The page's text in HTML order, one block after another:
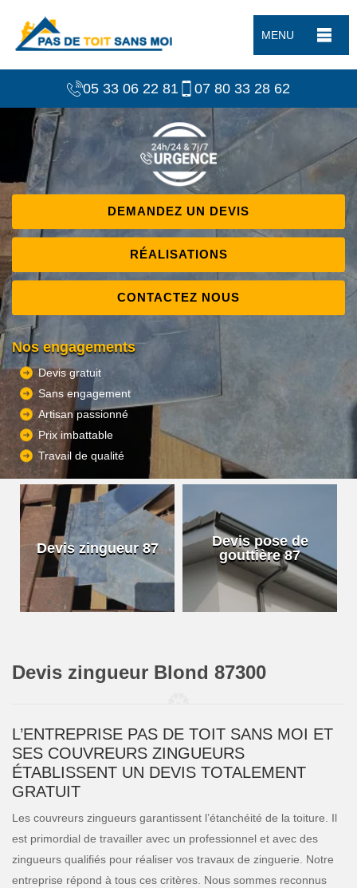
MENU
05 33 06 22 81 07 80 33 28 62
DEMANDEZ UN DEVIS
RÉALISATIONS
CONTACTEZ NOUS
Nos engagements
Devis gratuit
Sans engagement
Artisan passionné
Prix imbattable
Travail de qualité
Devis zingueur 87
Devis pose de
gouttière 87
Devis zingueur Blond 87300
L’ENTREPRISE PAS DE TOIT SANS MOI ET
SES COUVREURS ZINGUEURS
ÉTABLISSENT UN DEVIS TOTALEMENT
GRATUIT
Les couvreurs zingueurs garantissent l’étanchéité de la toiture. Il
est primordial de travailler avec un professionnel et avec des
zingueurs qualifiés pour réaliser vos travaux de zinguerie. Notre
entreprise répond à tous ces critères. Nous sommes reconnus